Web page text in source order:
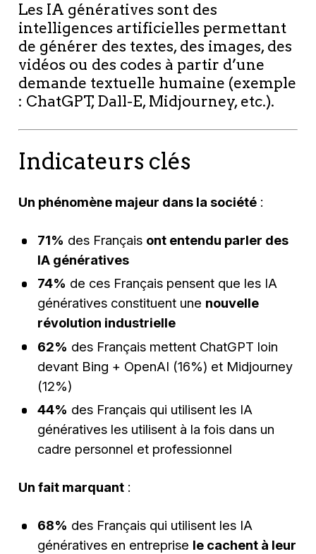
Les IA génératives sont des
intelligences artificielles permettant
de générer des textes, des images, des
vidéos ou des codes à partir d’une
demande textuelle humaine (exemple
: ChatGPT, Dall-E, Midjourney, etc.).
Indicateurs clés
Un phénomène majeur dans la société :
71% des Français ont entendu parler des
IA génératives
74% de ces Français pensent que les IA
génératives constituent une nouvelle
révolution industrielle
62% des Français mettent ChatGPT loin
devant Bing + OpenAI (16%) et Midjourney
(12%)
44% des Français qui utilisent les IA
génératives les utilisent à la fois dans un
cadre personnel et professionnel
Un fait marquant :
68% des Français qui utilisent les IA
génératives en entreprise le cachent à leur